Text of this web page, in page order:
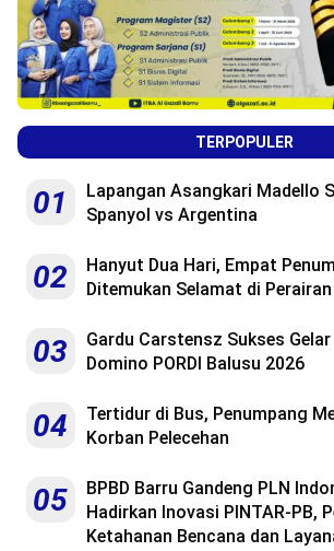
TERPOPULER
01
Lapangan Asangkari Madello
Spanyol vs Argentina
02
Hanyut Dua Hari, Empat
Ditemukan Selamat di
03
Gardu Carstensz Sukses
Domino PORDI Balusu 2026
04
Tertidur di Bus, Penumpang
Korban Pelecehan
05
BPBD Barru Gandeng PLN
Hadirkan Inovasi PINTAR-PB,
Ketahanan Bencana dan